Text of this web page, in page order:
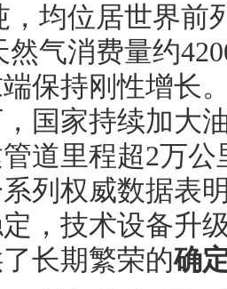
，均位居世界前
然气消费量约
保持刚性增长
国家持续加大
道里程超2万
列权威数据表
，技术设备升
长期繁荣的确